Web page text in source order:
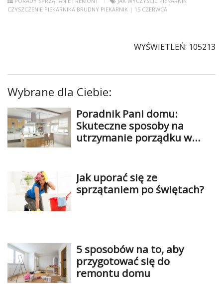
CZYSZCZENIE PIEKARNIKA BRUDNY PIEKARNIK | 15 CZERWCA
WYŚWIETLEŃ: 105213
Wybrane dla Ciebie:
Poradnik Pani domu:
Skuteczne sposoby na
utrzymanie porządku w
Jak uporać się ze
sprzątaniem po świętach?
5 sposobów na to, aby
przygotować się do
remontu domu